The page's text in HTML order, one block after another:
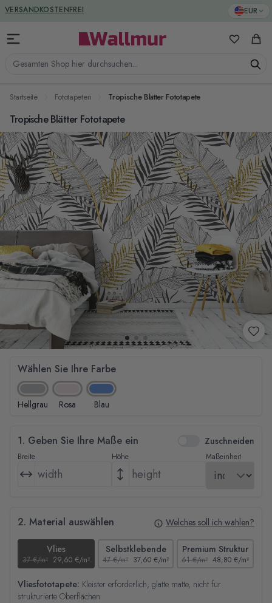
Zum Inhalt springen EUR
Gesamten Shop hier durchsuchen...
Meine
VERSANDKOSTENFREI
GREENGUARD ZERTIFIZIERT
Startseite Fototapeten Tropische Blätter Fototapete
Tropische Blätter Fototapete
Wählen Sie Ihre Farbe
Hellgrau Rosa Blau
1. Geben Sie Ihre Maße ein Zuschneiden
Breite Höhe Maßeinheit
2. Material auswählen Welches soll ich wählen?
Vlies
37 €/m² 29,60 €/m²
Selbstklebende
47 €/m² 37,60 €/m²
Premium Struktur
61 €/m² 48,80 €/m²
Vliesfototapete: Kleister erforderlich, glatte matte, nicht für
strukturierte Oberflächen